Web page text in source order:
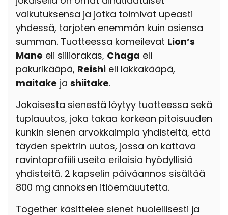
vaikutuksensa ja jotka toimivat upeasti
yhdessä, tarjoten enemmän kuin osiensa
summan. Tuotteessa komeilevat Lion’s
Mane eli siiliorakas, Chaga eli
pakurikääpä, Reishi eli lakkakääpä,
maitake ja shiitake.
Jokaisesta sienestä löytyy tuotteessa sekä
tuplauutos, joka takaa korkean pitoisuuden
kunkin sienen arvokkaimpia yhdisteitä, että
täyden spektrin uutos, jossa on kattava
ravintoprofiili useita erilaisia hyödyllisiä
yhdisteitä. 2 kapselin päiväannos sisältää
800 mg annoksen itiöemäuutetta.
Together käsittelee sienet huolellisesti ja